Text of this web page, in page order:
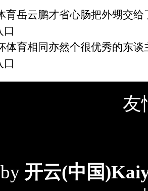
育岳云鹏才省心肠把外甥交给
口
体育相同亦然个很优秀的东谈
口
友
开云(中国